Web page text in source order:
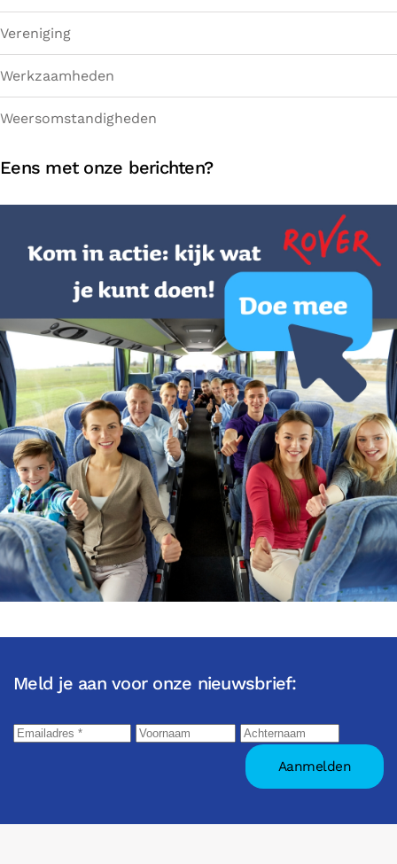
Vereniging
Werkzaamheden
Weersomstandigheden
Eens met onze berichten?
Meld je aan voor onze nieuwsbrief: